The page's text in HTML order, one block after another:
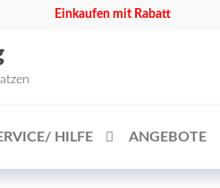
Einkaufen mit Rabatt
HILFE ANGEBOTE